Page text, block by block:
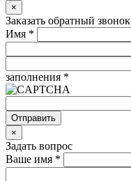
×
Заказать обратный звонок
Имя *
заполнения *
Отправить
×
Задать вопрос
Ваше имя *